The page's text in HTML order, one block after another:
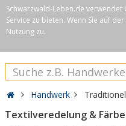
Schwarzwald-Leben.de
Service zu bieten. Wenn Sie auf
Nutzung zu.
Handwerk
Textilveredelung &